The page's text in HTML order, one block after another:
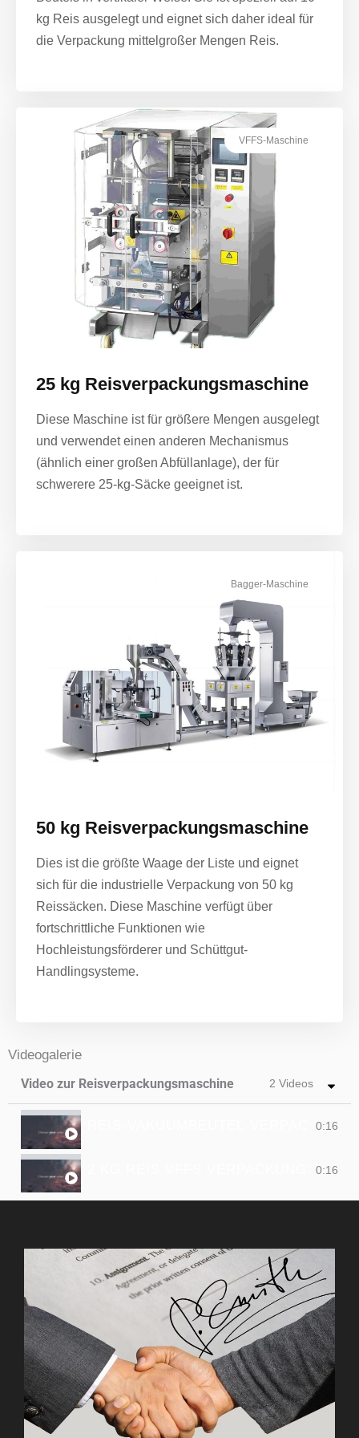
kg Reis ausgelegt und eignet sich daher ideal für
die Verpackung mittelgroßer Mengen Reis.
VFFS-Maschine
25 kg Reisverpackungsmaschine
Diese Maschine ist für größere Mengen ausgelegt
und verwendet einen anderen Mechanismus
(ähnlich einer großen Abfüllanlage), der für
schwerere 25-kg-Säcke geeignet ist.
Bagger-Maschine
50 kg Reisverpackungsmaschine
Dies ist die größte Waage der Liste und eignet
sich für die industrielle Verpackung von 50 kg
Reissäcken. Diese Maschine verfügt über
fortschrittliche Funktionen wie
Hochleistungsförderer und Schüttgut-
Handlingsysteme.
Videogalerie
Video zur Reisverpackungsmaschine
2 Videos
REIS-VAKUUMBEUTEL- 0:16
2 KG REIS VFFS 0:16